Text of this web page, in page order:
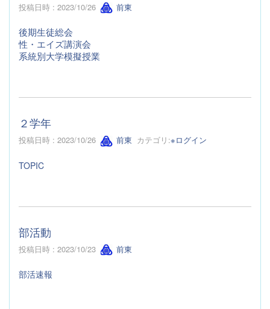
投稿日時 : 2023/10/26 前東
後期生徒総会
性・エイズ講演会
系統別大学模擬授業
２学年
投稿日時 : 2023/10/26 前東 カテゴリ:※ログイン
TOPIC
部活動
投稿日時 : 2023/10/23 前東
部活速報